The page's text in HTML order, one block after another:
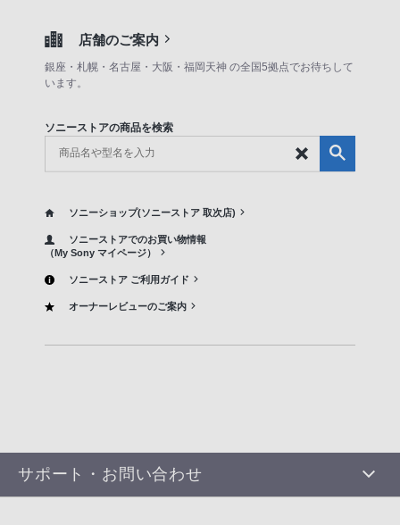
店舗のご案内
銀座・札幌・名古屋・大阪・福岡天神 の全国5拠点でお待ちして
います。
ソニーストアの商品を検索
ソニーショップ(ソニーストア 取次店)
ソニーストアでのお買い物情報
（My Sony マイページ）
ソニーストア ご利用ガイド
オーナーレビューのご案内
サポート・お問い合わせ